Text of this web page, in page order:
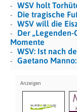
WSV holt
Die tragische
WSV will die
Der
Momente
WSV: Ist nach
Gaetano